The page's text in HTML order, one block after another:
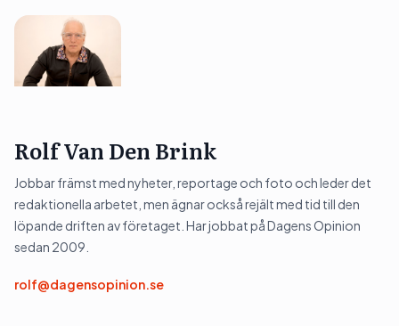
Rolf Van Den Brink
Jobbar främst med nyheter, reportage och foto och leder det
redaktionella arbetet, men ägnar också rejält med tid till den
löpande driften av företaget. Har jobbat på Dagens Opinion
sedan 2009.
rolf@dagensopinion.se